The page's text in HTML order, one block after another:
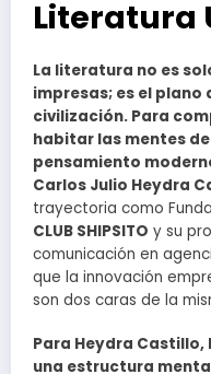
Literatura
La literatura no es
impresas; es el
civilización. Para
habitar las mentes
pensamiento
Carlos Julio Heydra
trayectoria como
CLUB SHIPSITO y su
comunicación en
que la innovación
son dos caras de la
Para Heydra
una estructura